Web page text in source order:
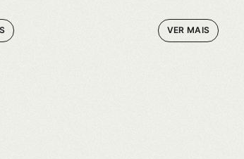
VER MAIS